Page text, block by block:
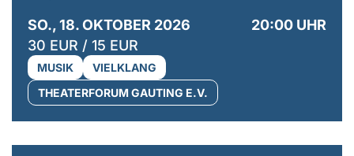
SO., 18. OKTOBER 2026
20:00 UHR
30 EUR / 15 EUR
MUSIK
VIELKLANG
THEATERFORUM GAUTING E.V.